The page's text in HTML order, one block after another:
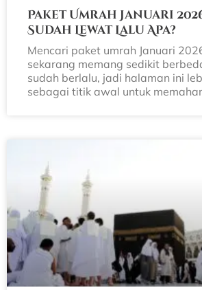
Paket Umrah Januari
Sudah Lewat Lalu Apa?
Mencari paket umrah Januari
sekarang memang sedikit
sudah berlalu, jadi halaman ini
sebagai titik awal untuk